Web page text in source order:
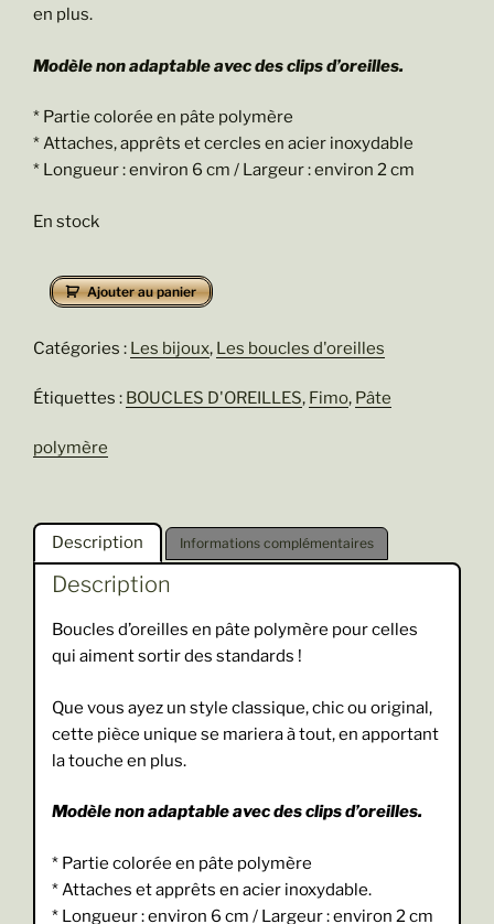
en plus.
Modèle non adaptable avec des clips d’oreilles.
* Partie colorée en pâte polymère
* Attaches, apprêts et cercles en acier inoxydable
* Longueur : environ 6 cm / Largeur : environ 2 cm
En stock
quantité
de
Ajouter au panier
Catégories : Les bijoux, Les boucles d'oreilles
Étiquettes : BOUCLES D'OREILLES, Fimo, Pâte
polymère
Description Informations complémentaires
Description
Boucles d’oreilles en pâte polymère pour celles
qui aiment sortir des standards !
Que vous ayez un style classique, chic ou original,
cette pièce unique se mariera à tout, en apportant
la touche en plus.
Modèle non adaptable avec des clips d’oreilles.
* Partie colorée en pâte polymère
* Attaches et apprêts en acier inoxydable.
* Longueur : environ 6 cm / Largeur : environ 2 cm